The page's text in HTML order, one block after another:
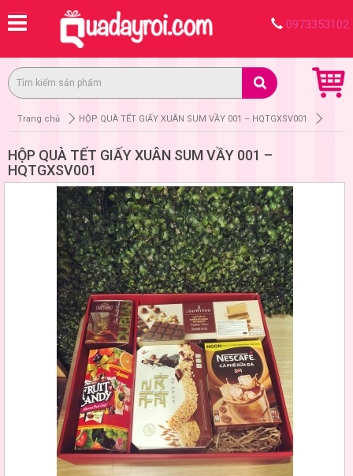
0973353102
Trang chủ HỘP QUÀ TẾT GIẤY XUÂN SUM VẦY 001 – HQTGXSV001
HỘP QUÀ TẾT GIẤY XUÂN SUM VẦY 001 –
HQTGXSV001